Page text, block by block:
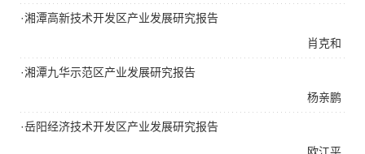
肖克和
·湘潭高新技术开发区产业发展研究报告
杨亲鹏
·湘潭九华示范区产业发展研究报告
·岳阳经济技术开发区产业发展研究报告